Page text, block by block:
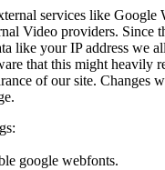
services like Google
Video providers. Since
like your IP address we
that this might heavily
of our site. Changes
google webfonts.